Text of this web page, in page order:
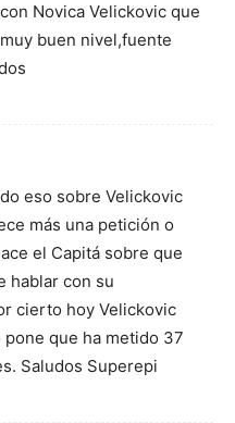
Novica Velickovic que
buen nivel,fuente
eso sobre Velickovic
más una petición o
el Capitá sobre que
hablar con su
cierto hoy Velickovic
que ha metido 37
Saludos Superepi